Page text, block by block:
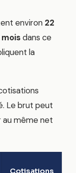
environ 22
dans ce
la
Le brut peut
au même net
Cotisations